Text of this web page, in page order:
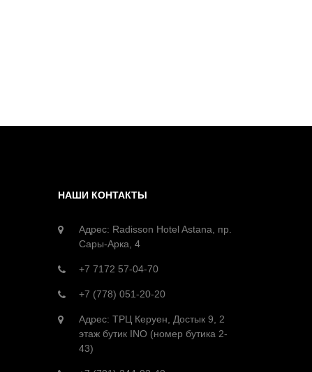
НАШИ КОНТАКТЫ
Адрес: Radisson Hotel Astana, пр.
Сары-Арка, 4
+7 7172 57-04-70
+7 (778) 051-20-20
Адрес: ТРЦ Керуен, Достык 9, 2
этаж бутик INO (номер бутика 2-
43)